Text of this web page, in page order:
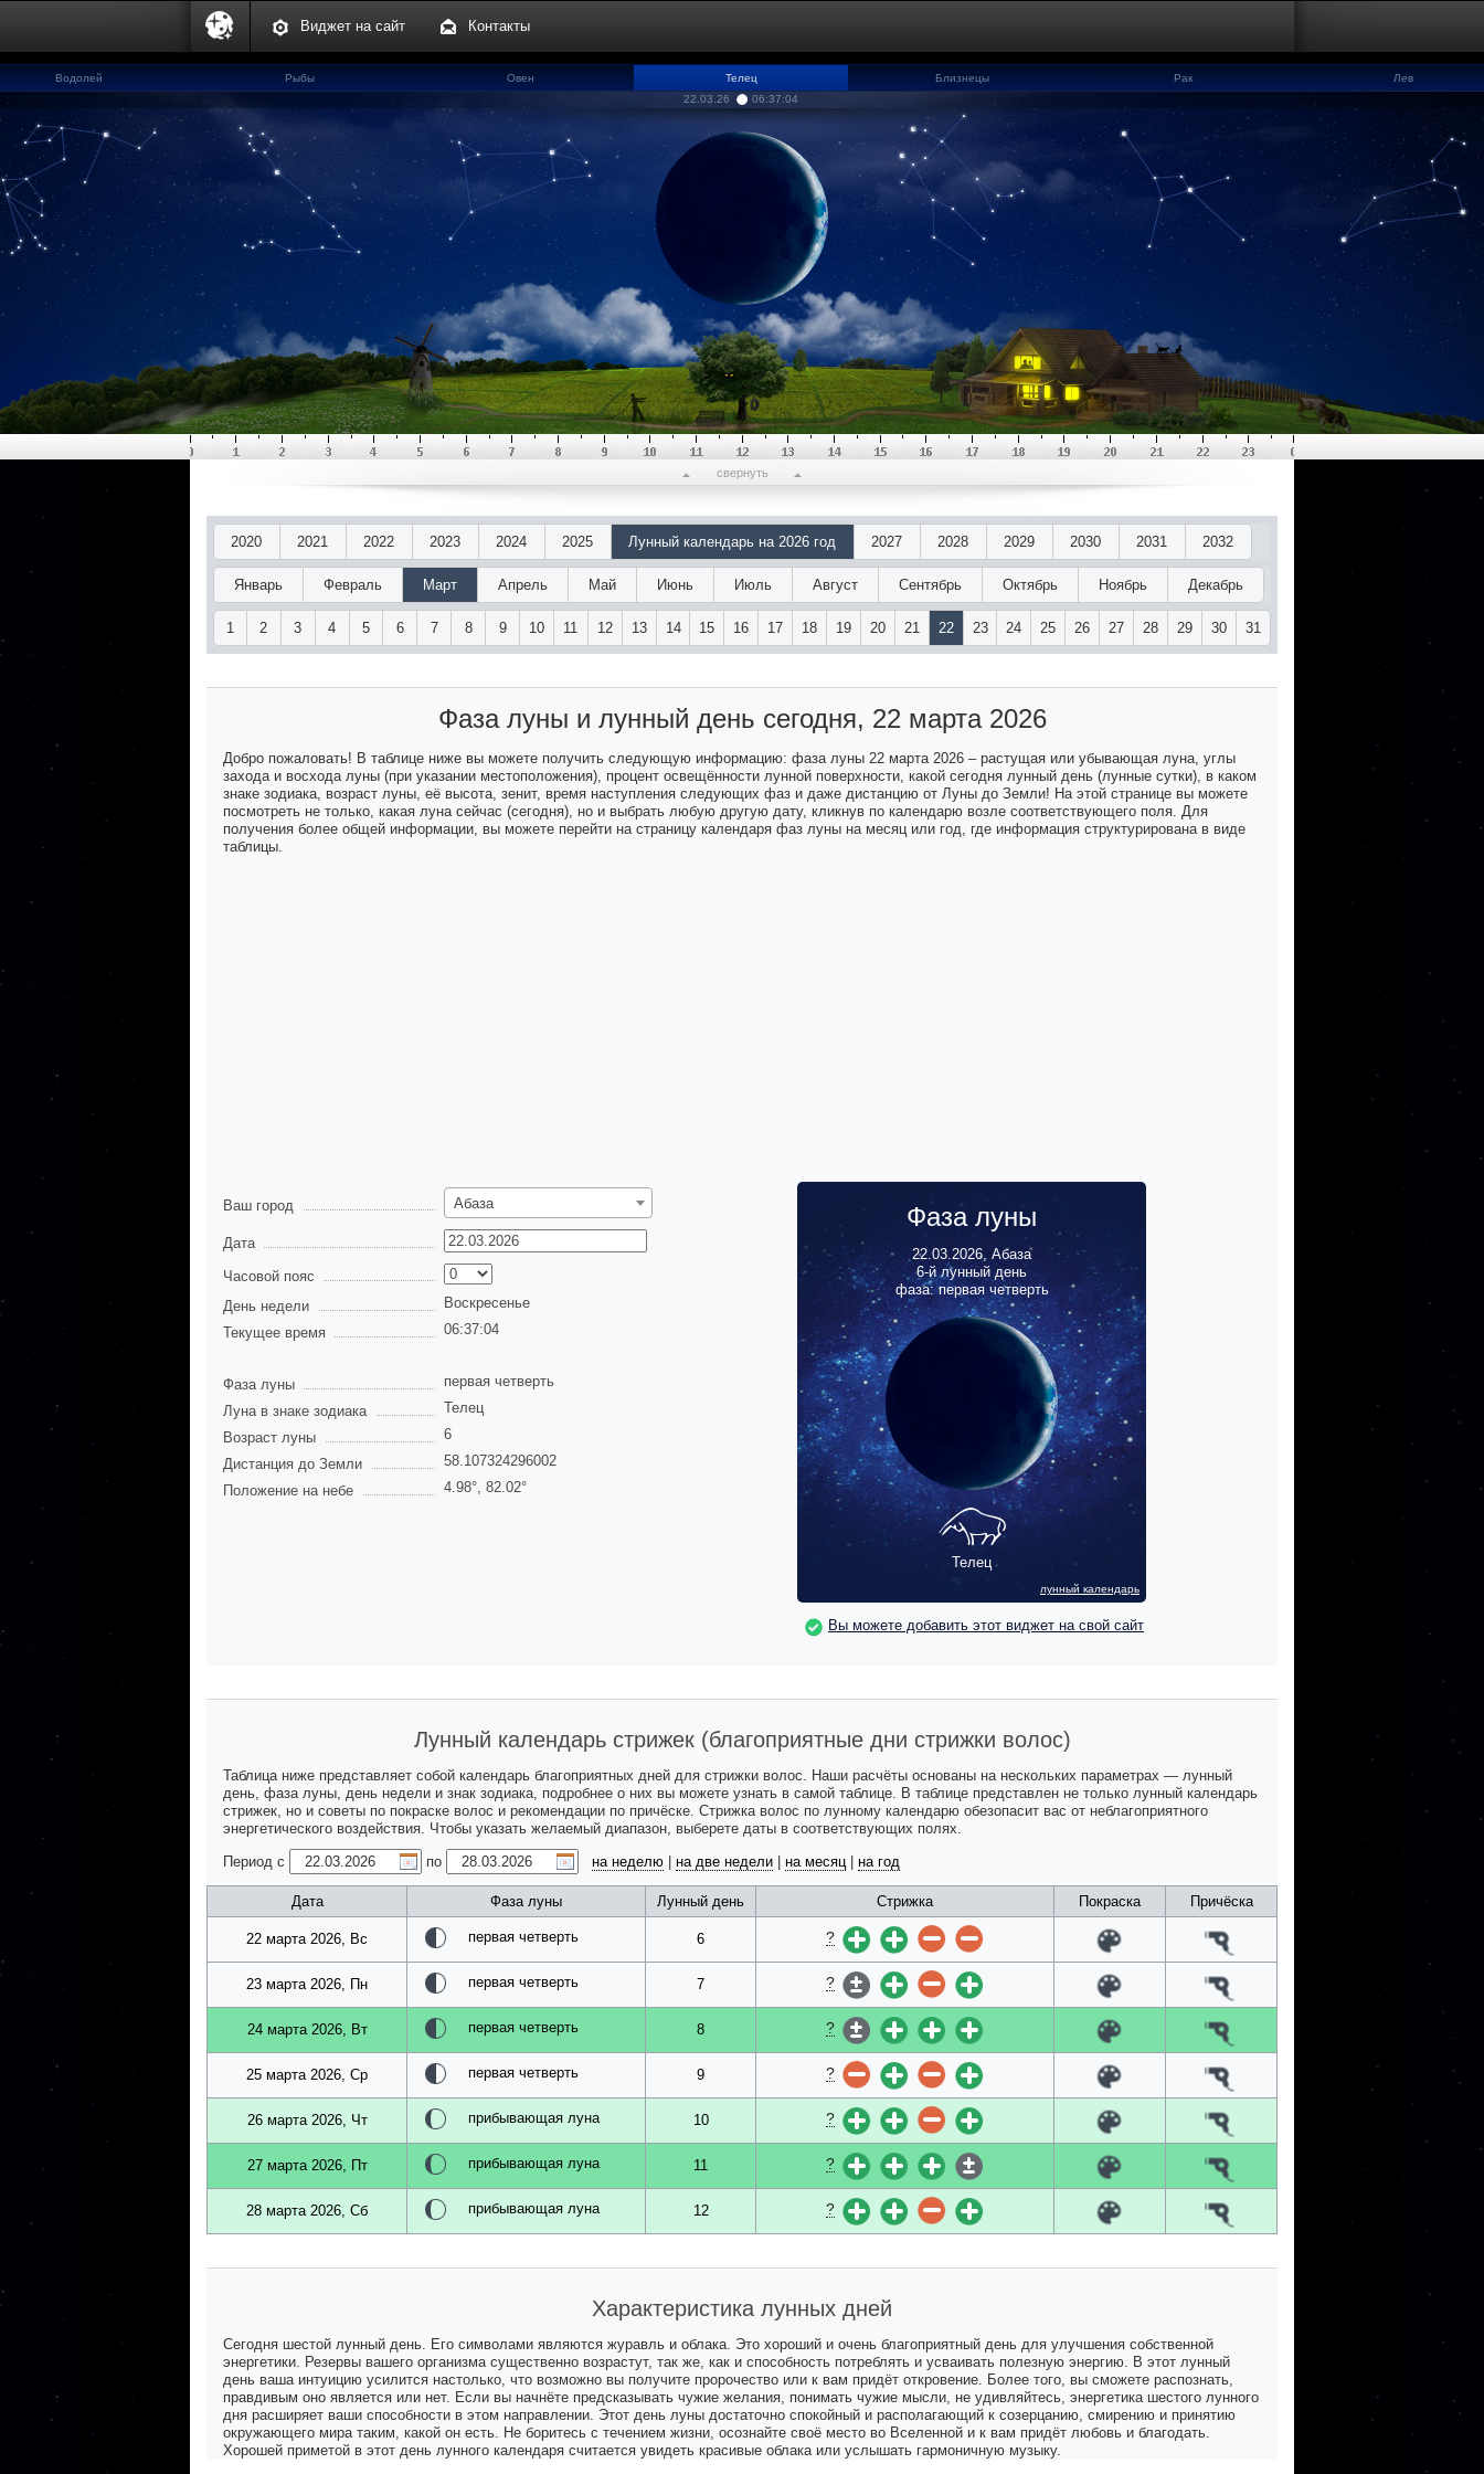
Виджет на сайт Контакты
Водолей Рыбы Овен
Телец
22.03.26
06:37:04
Близнецы Рак Лев
свернуть
2020 2021 2022 2023 2024 2025 Лунный календарь на 2026 год 2027 2028 2029 2030 2031 2032
Январь Февраль Март Апрель Май Июнь Июль Август Сентябрь Октябрь Ноябрь Декабрь
1 2 3 4 5 6 7 8 9 10 11 12 13 14 15 16 17 18 19 20 21 22 23 24 25 26 27 28 29 30 31
Фаза луны и лунный день сегодня, 22 марта 2026
Добро пожаловать! В таблице ниже вы можете получить следующую информацию: фаза луны 22 марта 2026 – растущая или убывающая луна, углы
захода и восхода луны (при указании местоположения), процент освещённости лунной поверхности, какой сегодня лунный день (лунные сутки), в каком
знаке зодиака, возраст луны, её высота, зенит, время наступления следующих фаз и даже дистанцию от Луны до Земли! На этой странице вы можете
посмотреть не только, какая луна сейчас (сегодня), но и выбрать любую другую дату, кликнув по календарю возле соответствующего поля. Для
получения более общей информации, вы можете перейти на страницу календаря фаз луны на месяц или год, где информация структурирована в виде
таблицы.
Ваш город Абаза
Дата
Часовой пояс
День недели
Воскресенье
Текущее время
06:37:04
Фаза луны
первая четверть
Луна в знаке зодиака
Телец
Возраст луны
6
Дистанция до Земли
58.107324296002
Положение на небе
4.98°, 82.02°
Фаза луны
22.03.2026, Абаза
6-й лунный день
фаза: первая четверть
Телец
лунный календарь
Вы можете добавить этот виджет на свой сайт
Лунный календарь стрижек (благоприятные дни стрижки волос)
Таблица ниже представляет собой календарь благоприятных дней для стрижки волос. Наши расчёты основаны на нескольких параметрах — лунный
день, фаза луны, день недели и знак зодиака, подробнее о них вы можете узнать в самой таблице. В таблице представлен не только лунный календарь
стрижек, но и советы по покраске волос и рекомендации по причёске. Стрижка волос по лунному календарю обезопасит вас от неблагоприятного
энергетического воздействия. Чтобы указать желаемый диапазон, выберете даты в соответствующих полях.
Период с
по на неделю на две недели на месяц| на год
Дата Фаза луны Лунный день Стрижка Покраска Причёска
22 марта 2026, Вс первая четверть 6 ?
23 марта 2026, Пн первая четверть 7 ?
24 марта 2026, Вт первая четверть 8 ?
25 марта 2026, Ср первая четверть 9 ?
26 марта 2026, Чт прибывающая луна 10 ?
27 марта 2026, Пт прибывающая луна 11 ?
28 марта 2026, Сб прибывающая луна 12 ?
Характеристика лунных дней
Сегодня шестой лунный день. Его символами являются журавль и облака. Это хороший и очень благоприятный день для улучшения собственной
энергетики. Резервы вашего организма существенно возрастут, так же, как и способность потреблять и усваивать полезную энергию. В этот лунный
день ваша интуицию усилится настолько, что возможно вы получите пророчество или к вам придёт откровение. Более того, вы сможете распознать,
правдивым оно является или нет. Если вы начнёте предсказывать чужие желания, понимать чужие мысли, не удивляйтесь, энергетика шестого лунного
дня расширяет ваши способности в этом направлении. Этот день луны достаточно спокойный и располагающий к созерцанию, смирению и принятию
окружающего мира таким, какой он есть. Не боритесь с течением жизни, осознайте своё место во Вселенной и к вам придёт любовь и благодать.
Хорошей приметой в этот день лунного календаря считается увидеть красивые облака или услышать гармоничную музыку.